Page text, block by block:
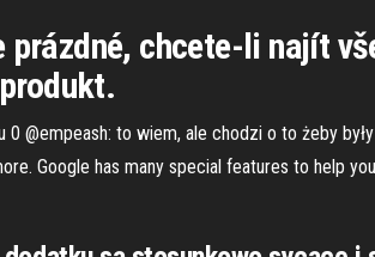
chcete-li najít
@empeash: to wiem, ale chodzi o to żeby
Google has many special features to help